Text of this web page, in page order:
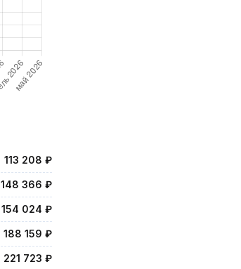
113 208 ₽
148 366 ₽
154 024 ₽
188 159 ₽
221 723 ₽